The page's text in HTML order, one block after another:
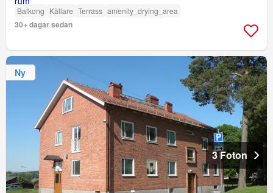
Balkong Källare Terrass amenity_drying_area
30+ dagar sedan
Ny
3 Foton